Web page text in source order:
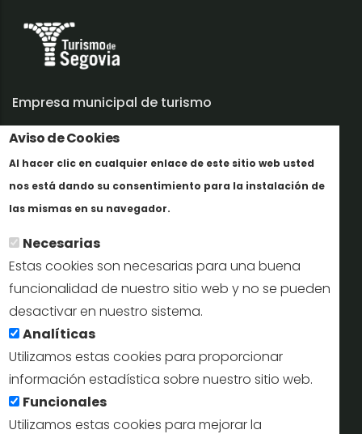
Aviso de Cookies
Al hacer clic en cualquier enlace de este sitio web usted
nos está dando su consentimiento para la instalación de
las mismas en su navegador.
Necesarias
Estas cookies son necesarias para una buena
funcionalidad de nuestro sitio web y no se pueden
desactivar en nuestro sistema.
Analíticas
Utilizamos estas cookies para proporcionar
información estadística sobre nuestro sitio web.
Funcionales
Utilizamos estas cookies para mejorar la
Empresa municipal de turismo
Trabaja con nosotros
Informes y documentación
Perfil del contratante
Oficinas de Turismo
reservas@turismodesegovia.com
info@turismodesegovia.com
Aviso legal |